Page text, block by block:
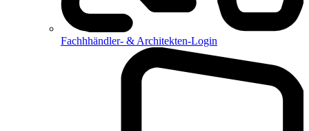
Fachhhändler- & Architekten-Login